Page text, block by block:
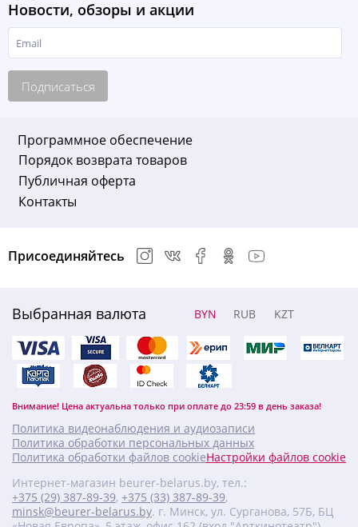
Новости, обзоры и акции
Подписаться
Программное обеспечение
Порядок возврата товаров
Публичная оферта
Контакты
Выбранная валюта BYN RUB KZT
Внимание! Цена актуальна только при оплате до 23:59 в день заказа!
Присоединяйтесь
Политика видеонаблюдения и аудиозаписи
Политика обработки персональных данных
Политика обработки файлов cookieНастройки файлов cookie
Интернет-магазин beurer-belarus.by, тел.:
+375 (29) 387-89-39, +375 (33) 387-89-39,
minsk@beurer-belarus.by. г. Минск, ул. Сурганова, 57Б, БЦ